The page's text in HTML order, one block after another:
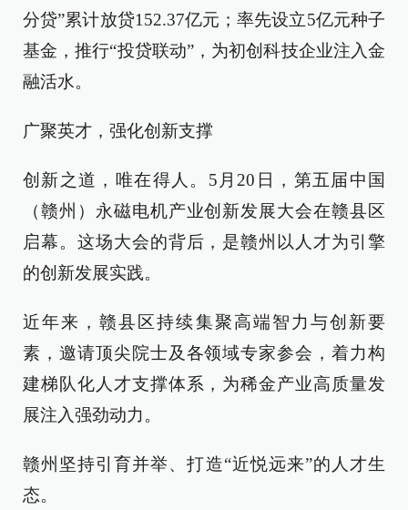
分贷”累计放贷152.37亿元；率先设立5亿元种子
基金，推行“投贷联动”，为初创科技企业注入金
融活水。
广聚英才，强化创新支撑
创新之道，唯在得人。5月20日，第五届中国
（赣州）永磁电机产业创新发展大会在赣县区
启幕。这场大会的背后，是赣州以人才为引擎
的创新发展实践。
近年来，赣县区持续集聚高端智力与创新要
素，邀请顶尖院士及各领域专家参会，着力构
建梯队化人才支撑体系，为稀金产业高质量发
展注入强劲动力。
赣州坚持引育并举、打造“近悦远来”的人才生
态。